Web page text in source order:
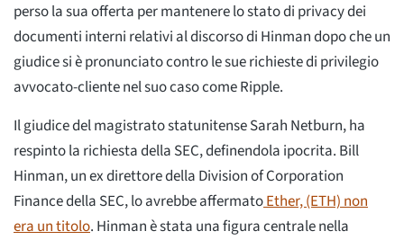
perso la sua offerta per mantenere lo stato di privacy dei
documenti interni relativi al discorso di Hinman dopo che un
giudice si è pronunciato contro le sue richieste di privilegio
avvocato-cliente nel suo caso come Ripple.
Il giudice del magistrato statunitense Sarah Netburn, ha
respinto la richiesta della SEC, definendola ipocrita. Bill
Hinman, un ex direttore della Division of Corporation
Finance della SEC, lo avrebbe affermatoEther, (ETH) non
era un titolo. Hinman è stata una figura centrale nella